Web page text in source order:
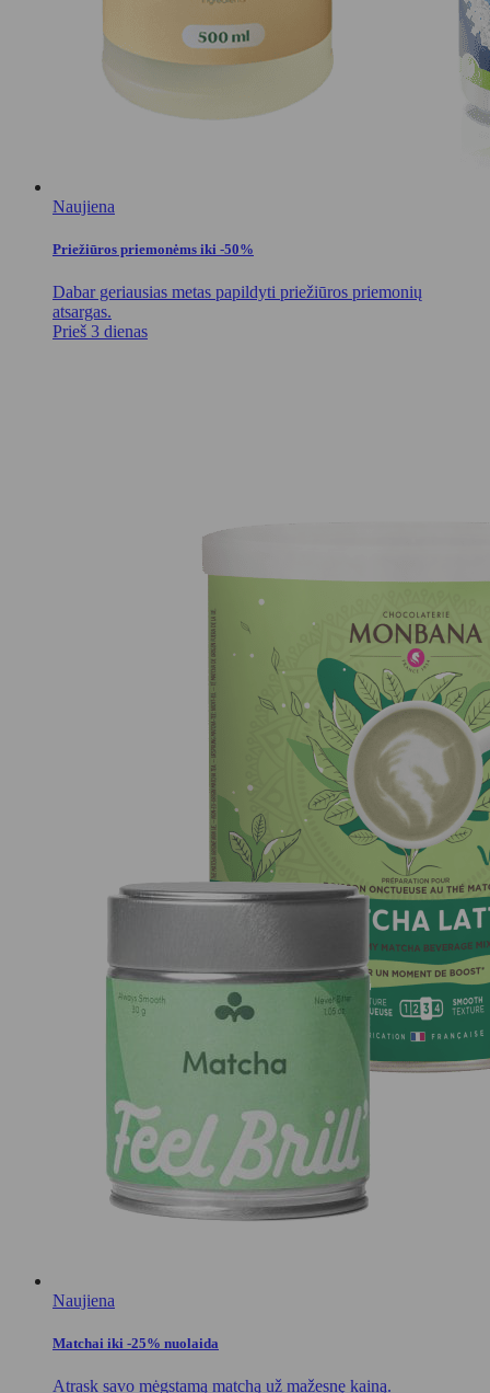
Naujiena
Priežiūros priemonėms iki -50%
Dabar geriausias metas papildyti priežiūros priemonių
atsargas.
Prieš 3 dienas
Naujiena
Matchai iki -25% nuolaida
Atrask savo mėgstamą matchą už mažesnę kainą.